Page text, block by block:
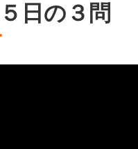
日の３問